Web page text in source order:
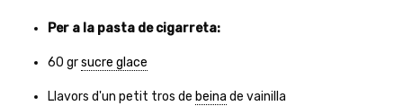
Per a la pasta de cigarreta:
60 grsucre glace
Llavors d'un petit tros de beina de vainilla